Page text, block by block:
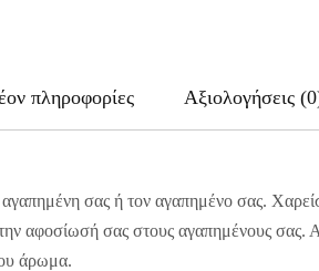
πληροφορίες Αξιολογήσεις
σας ή τον αγαπημένο σας.
αφοσίωσή σας στους αγαπημένους
άρωμα.